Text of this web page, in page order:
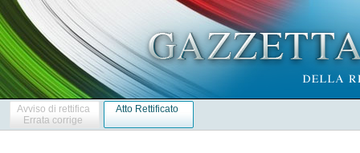
Avviso di rettifica
Errata corrige
Atto Rettificato